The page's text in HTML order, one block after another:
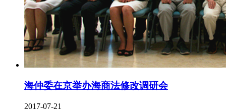
海仲委在京举办海商法修改调研会
2017-07-21